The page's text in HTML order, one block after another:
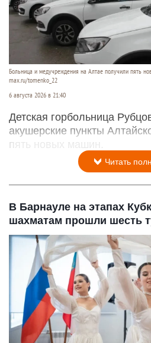
Больница и медучреждения на Алтае получили пять
max.ru/tomenko_22
6 августа 2026 в 21:40
Детская горбольница
акушерские пункты
пять новых машин.
Читать
В Барнауле на этапах
шахматам прошли шесть